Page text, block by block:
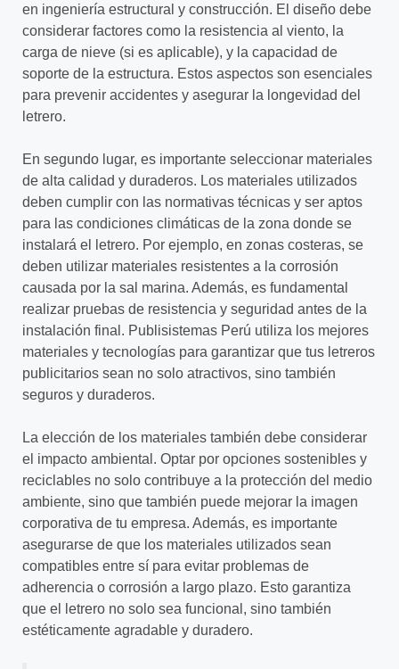
en ingeniería estructural y construcción. El diseño debe
considerar factores como la resistencia al viento, la
carga de nieve (si es aplicable), y la capacidad de
soporte de la estructura. Estos aspectos son esenciales
para prevenir accidentes y asegurar la longevidad del
letrero.
En segundo lugar, es importante seleccionar materiales
de alta calidad y duraderos. Los materiales utilizados
deben cumplir con las normativas técnicas y ser aptos
para las condiciones climáticas de la zona donde se
instalará el letrero. Por ejemplo, en zonas costeras, se
deben utilizar materiales resistentes a la corrosión
causada por la sal marina. Además, es fundamental
realizar pruebas de resistencia y seguridad antes de la
instalación final. Publisistemas Perú utiliza los mejores
materiales y tecnologías para garantizar que tus letreros
publicitarios sean no solo atractivos, sino también
seguros y duraderos.
La elección de los materiales también debe considerar
el impacto ambiental. Optar por opciones sostenibles y
reciclables no solo contribuye a la protección del medio
ambiente, sino que también puede mejorar la imagen
corporativa de tu empresa. Además, es importante
asegurarse de que los materiales utilizados sean
compatibles entre sí para evitar problemas de
adherencia o corrosión a largo plazo. Esto garantiza
que el letrero no solo sea funcional, sino también
estéticamente agradable y duradero.